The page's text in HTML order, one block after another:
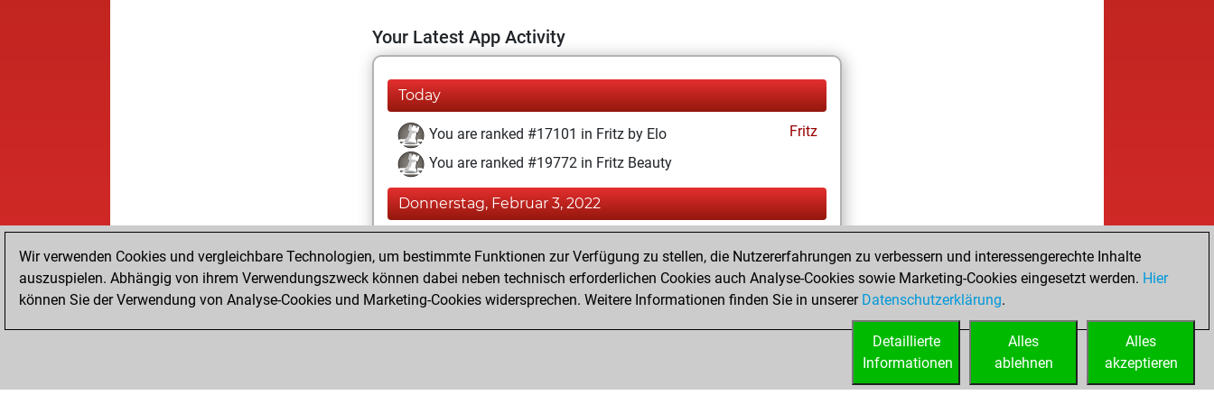
Your Latest App Activity
Today
You are ranked #17101 in Fritz by Elo
Fritz
You are ranked #19772 in Fritz Beauty
Donnerstag, Februar 3, 2022
You achieved a new Elo of 1582
You created your Fritz account
Wir verwenden Cookies und vergleichbare Technologien, um bestimmte Funktionen zur Verfügung zu stellen, die Nutzererfahrungen zu verbessern und interessengerechte Inhalte
auszuspielen. Abhängig von ihrem Verwendungszweck können dabei neben technisch erforderlichen Cookies auch Analyse-Cookies sowie Marketing-Cookies eingesetzt werden. Hier
können Sie der Verwendung von Analyse-Cookies und Marketing-Cookies widersprechen. Weitere Informationen finden Sie in unserer Datenschutzerklärung.
Alles
akzeptieren
Alles
ablehnen
Detaillierte
Informationen